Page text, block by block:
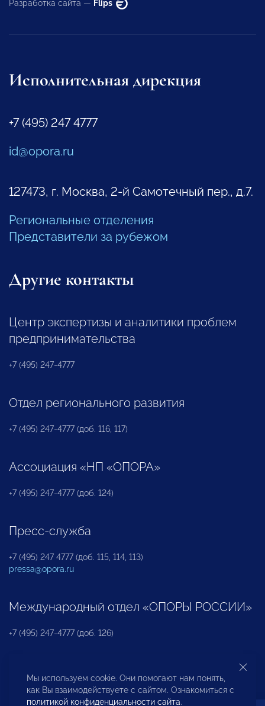
Разработка сайта — Flips
Исполнительная дирекция
+7 (495) 247 4777
id@opora.ru
127473, г. Москва, 2-й Самотечный пер., д.7.
Региональные отделения
Представители за рубежом
Другие контакты
Центр экспертизы и аналитики проблем
предпринимательства
+7 (495) 247-4777
Отдел регионального развития
+7 (495) 247-4777 (доб. 116, 117)
Ассоциация «НП «ОПОРА»
+7 (495) 247-4777 (доб. 124)
Пресс-служба
+7 (495) 247 4777 (доб. 115, 114, 113)
pressa@opora.ru
Международный отдел «ОПОРЫ РОССИИ»
+7 (495) 247-4777 (доб. 126)
Бюро по защите прав предпринимателей и
инвесторов
Мы используем cookie. Они помогают нам понять,
как Вы взаимодействуете с сайтом. Ознакомиться с
политикой конфиденциальности сайта.